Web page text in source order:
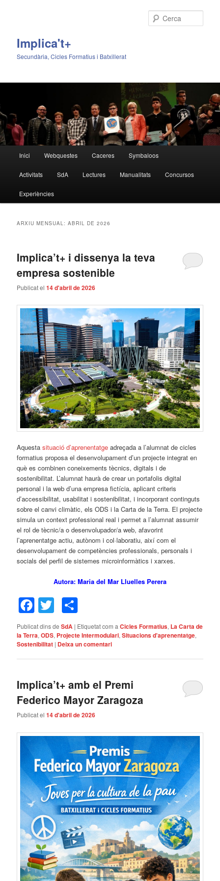
Implica't+
Secundària, Cicles Formatius i Batxillerat
Aneu
al
contingut
principal
Aneu
al
contingut
secundari
Inici Webquestes Caceres Symbaloos
Activitats SdA Lectures Manualitats Concursos
Experiències
ARXIU MENSUAL:ABRIL DE 2026
Implica’t+ i dissenya la teva
empresa sostenible
Publicat el14 d'abril de 2026
Aquestasituació d’aprenentatge adreçada a l’alumnat de cicles
formatius proposa el desenvolupament d’un projecte integrat en
què es combinen coneixements tècnics, digitals i de
sostenibilitat. L’alumnat haurà de crear un portafolis digital
personal i la web d’una empresa fictícia, aplicant criteris
d’accessibilitat, usabilitat i sostenibilitat, i incorporant continguts
sobre el canvi climàtic, els ODS i la Carta de la Terra. El projecte
simula un context professional real i permet a l’alumnat assumir
el rol de tècnic/a o desenvolupador/a web, afavorint
l’aprenentatge actiu, autònom i col·laboratiu, així com el
desenvolupament de competències professionals, personals i
socials del perfil de sistemes microinformàtics i xarxes.
Autora: Maria del Mar Lluelles Perera
Facebook
Twitter
Publicat dins de SdA | Etiquetat com a Cicles Formatius, La Carta de
la Terra,ODS, Projecte Intermodulari,Situacions d'aprenentatge,
Sostenibilitat | Deixa un comentari
Implica’t+ amb el Premi
Federico Mayor Zaragoza
Publicat el14 d'abril de 2026